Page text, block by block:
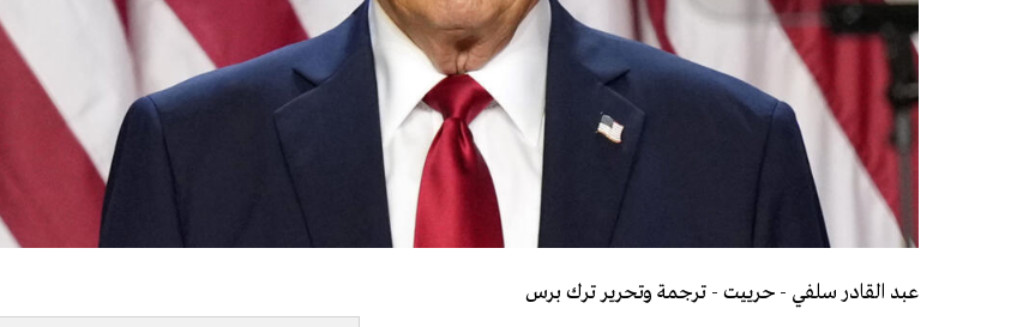
عبد القادر سلفي - حرييت - ترجمة وتحرير ترك برس